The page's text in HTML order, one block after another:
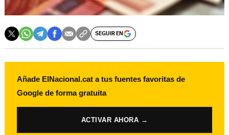
SEGUIR EN
Añade ElNacional.cat a tus fuentes favoritas de
Google de forma gratuita
ACTIVAR AHORA →